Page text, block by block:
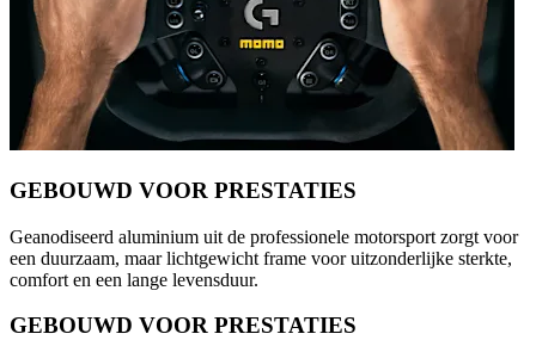
GEBOUWD VOOR PRESTATIES
Geanodiseerd aluminium uit de professionele motorsport zorgt voor
een duurzaam, maar lichtgewicht frame voor uitzonderlijke sterkte,
comfort en een lange levensduur.
GEBOUWD VOOR PRESTATIES